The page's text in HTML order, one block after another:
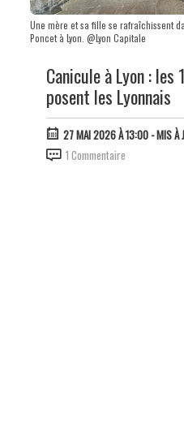
Une mère et sa fille se rafraîchissent
Poncet à Lyon. @Lyon Capitale
Canicule à Lyon :
posent les Lyonnais
27 MAI 2026 À 13:00- MIS À
1 Commentaire